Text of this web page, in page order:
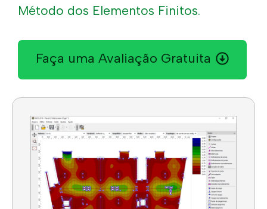
Método dos Elementos Finitos.
Faça uma Avaliação Gratuita